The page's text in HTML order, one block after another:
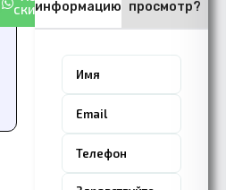
скидкуинформацию просмотр?